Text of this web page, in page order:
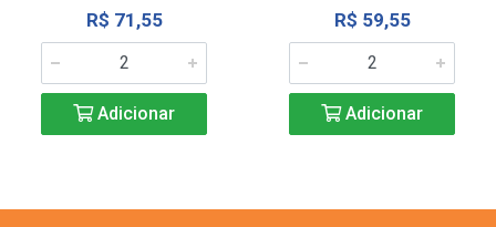
R$ 71,55
Adicionar
R$ 59,55
Adicionar